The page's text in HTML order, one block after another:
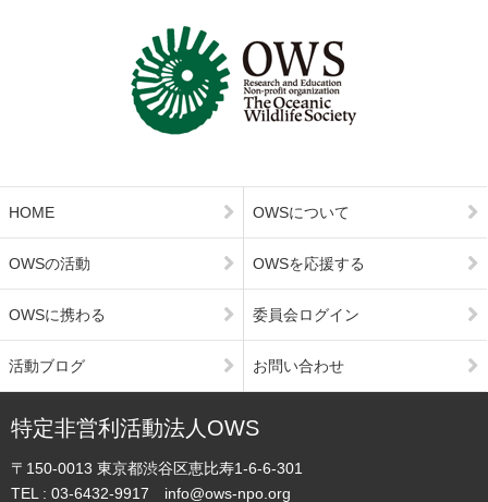
HOME
OWSの活動
OWSに携わる
活動ブログ
OWSについて
OWSを応援する
委員会ログイン
お問い合わせ
特定非営利活動法人OWS
〒150-0013 東京都渋谷区恵比寿1-6-6-301
TEL : 03-6432-9917 info@ows-npo.org